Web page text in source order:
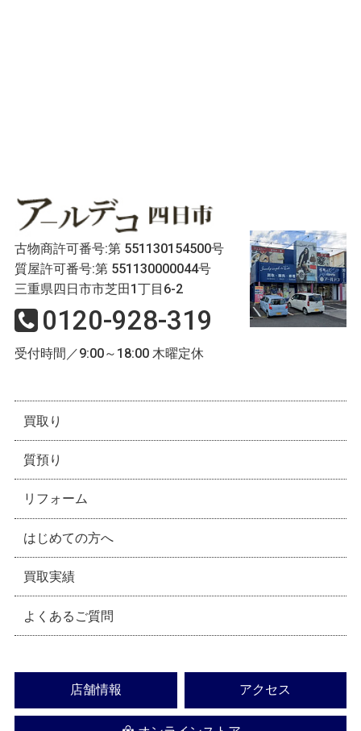
古物商許可番号:第 551130154500号
質屋許可番号:第 551130000044号
三重県四日市市芝田1丁目6-2
0120-928-319
受付時間／9:00～18:00 木曜定休
買取り
質預り
リフォーム
はじめての方へ
買取実績
よくあるご質問
店舗情報 アクセス